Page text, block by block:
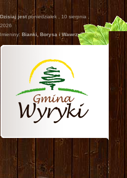
Dzisiaj jest poniedziałek , 10 sierpnia ,
2026
Imieniny: Bianki, Borysa i Wawrzyñca